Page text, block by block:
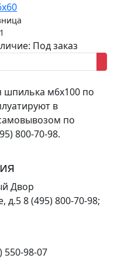
Под заказ
шпилька м6х100 по
в
по
800-70-98.
Двор
д.58 (495) 800-70-98;
550-98-07